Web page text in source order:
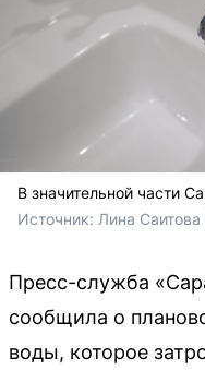
В значительной части
Источник: Лина Саитова
Пресс-служба
сообщила о
воды, которое